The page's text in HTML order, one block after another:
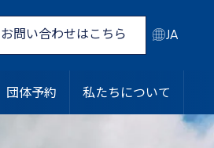
お問い合わせはこちら JA
団体予約 私たちについて